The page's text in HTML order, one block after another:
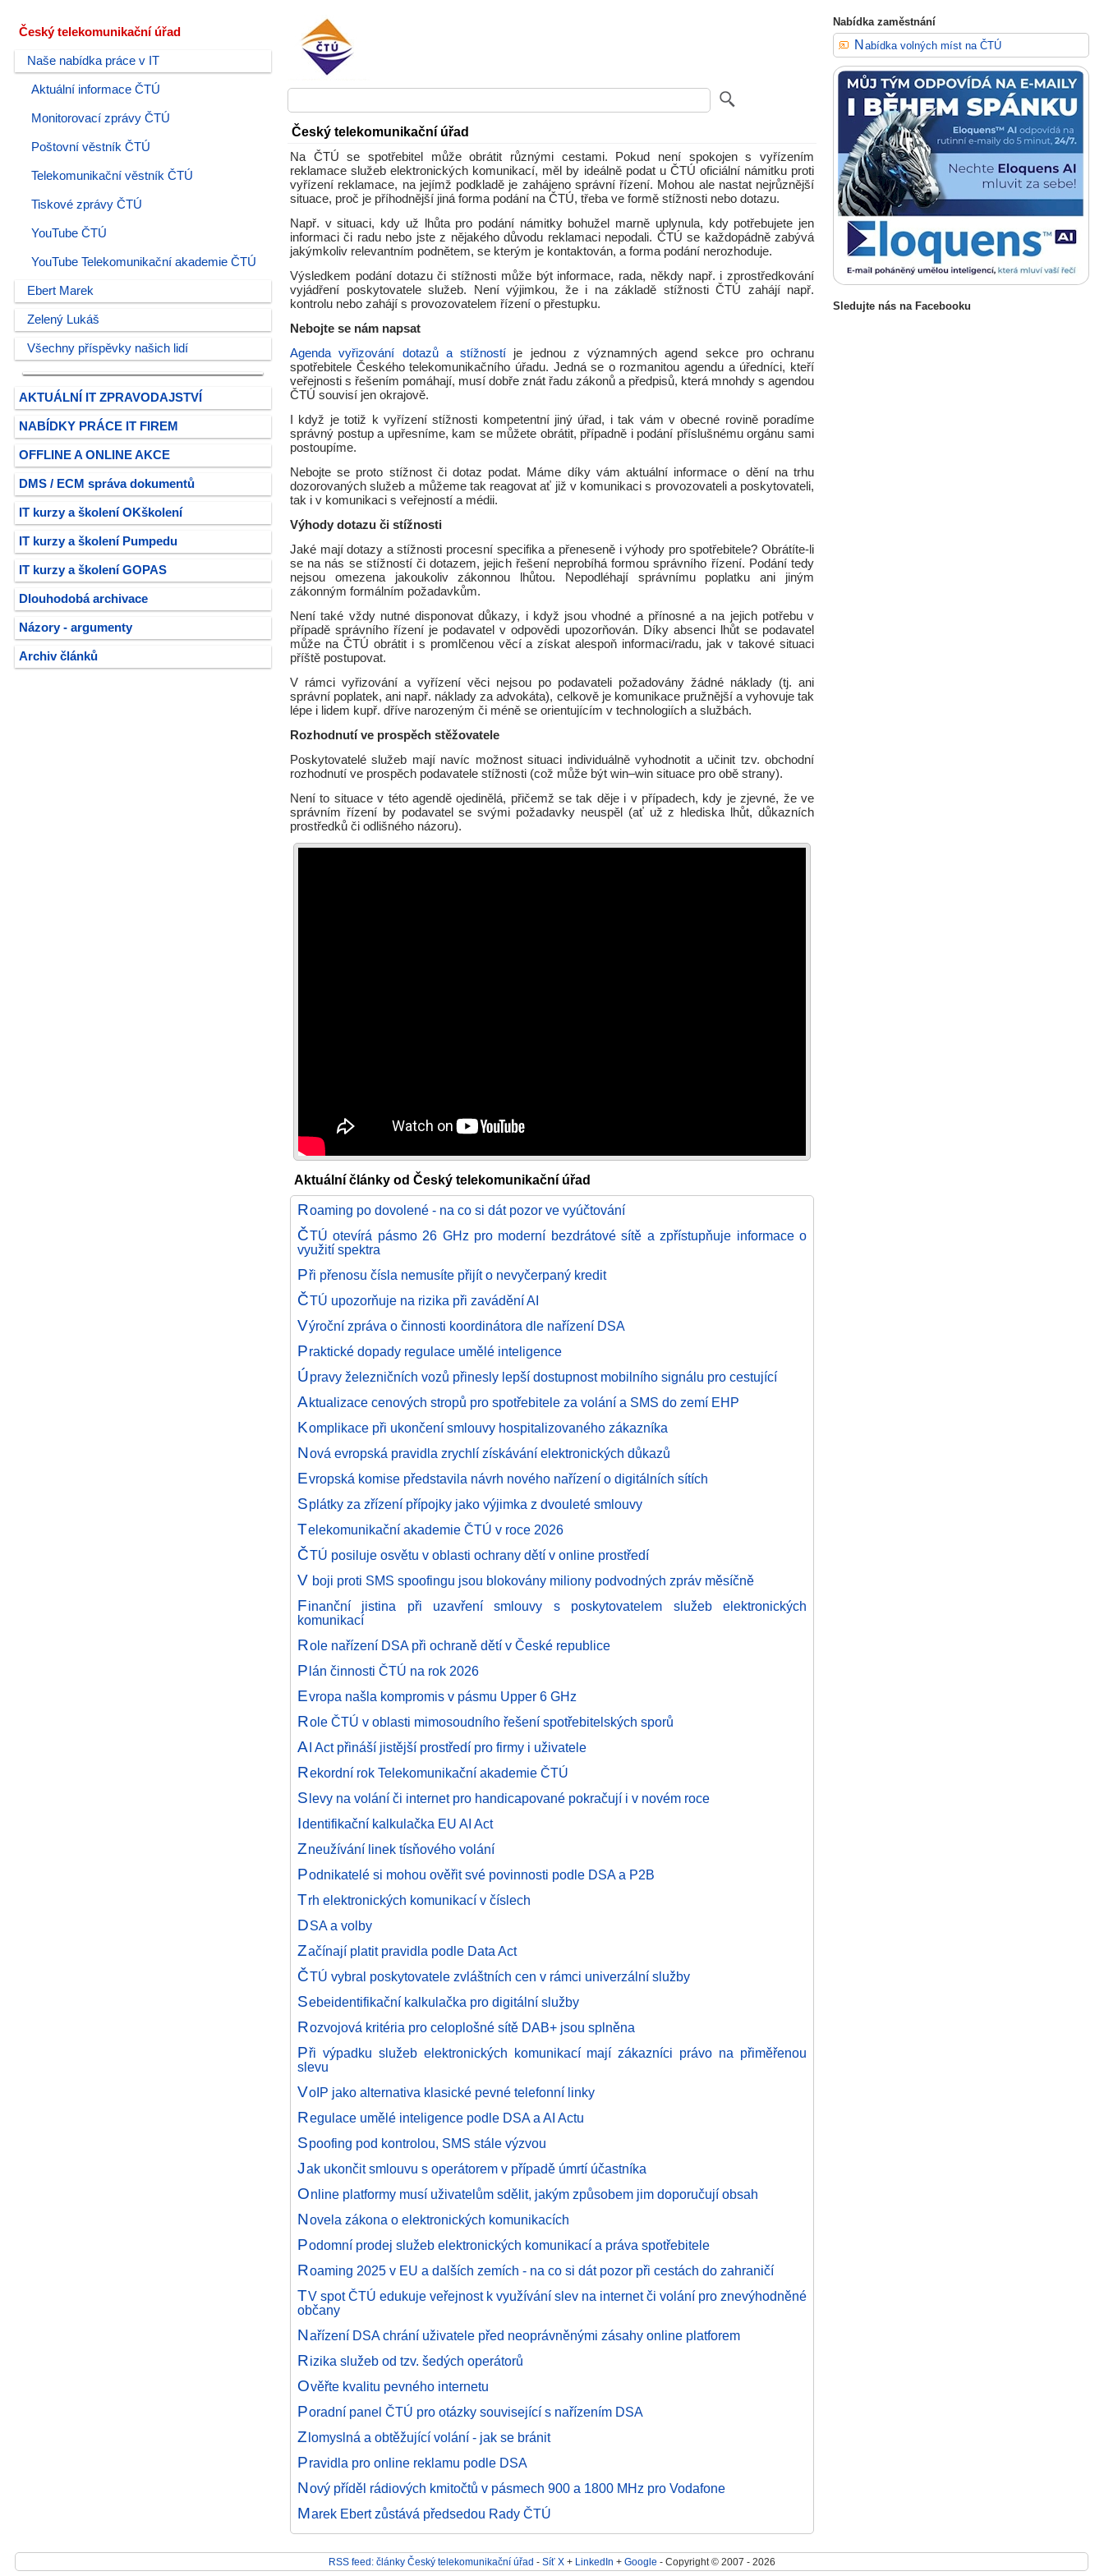
Český telekomunikační úřad
Naše nabídka práce v IT
Aktuální informace ČTÚ
Monitorovací zprávy ČTÚ
Poštovní věstník ČTÚ
Telekomunikační věstník ČTÚ
Tiskové zprávy ČTÚ
YouTube ČTÚ
YouTube Telekomunikační akademie ČTÚ
Ebert Marek
Zelený Lukáš
Všechny příspěvky našich lidí
AKTUÁLNÍ IT ZPRAVODAJSTVÍ
NABÍDKY PRÁCE IT FIREM
OFFLINE A ONLINE AKCE
DMS / ECM správa dokumentů
IT kurzy a školení OKškolení
IT kurzy a školení Pumpedu
IT kurzy a školení GOPAS
Dlouhodobá archivace
Názory - argumenty
Archiv článků
Český telekomunikační úřad
Na ČTÚ se spotřebitel může obrátit různými cestami. Pokud není spokojen s vyřízením
reklamace služeb elektronických komunikací, měl by ideálně podat u ČTÚ oficiální námitku proti
vyřízení reklamace, na jejímž podkladě je zahájeno správní řízení. Mohou ale nastat nejrůznější
situace, proč je příhodnější jiná forma podání na ČTÚ, třeba ve formě stížnosti nebo dotazu.
Např. v situaci, kdy už lhůta pro podání námitky bohužel marně uplynula, kdy potřebujete jen
informaci či radu nebo jste z nějakého důvodu reklamaci nepodali. ČTÚ se každopádně zabývá
jakýmkoliv relevantním podnětem, se kterým je kontaktován, a forma podání nerozhoduje.
Výsledkem podání dotazu či stížnosti může být informace, rada, někdy např. i zprostředkování
vyjádření poskytovatele služeb. Není výjimkou, že i na základě stížnosti ČTÚ zahájí např.
kontrolu nebo zahájí s provozovatelem řízení o přestupku.
Nebojte se nám napsat
Agenda vyřizování dotazů a stížností je jednou z významných agend sekce pro ochranu
spotřebitele Českého telekomunikačního úřadu. Jedná se o rozmanitou agendu a úředníci, kteří
veřejnosti s řešením pomáhají, musí dobře znát řadu zákonů a předpisů, která mnohdy s agendou
ČTÚ souvisí jen okrajově.
I když je totiž k vyřízení stížnosti kompetentní jiný úřad, i tak vám v obecné rovině poradíme
správný postup a upřesníme, kam se můžete obrátit, případně i podání příslušnému orgánu sami
postoupíme.
Nebojte se proto stížnost či dotaz podat. Máme díky vám aktuální informace o dění na trhu
dozorovaných služeb a můžeme tak reagovat ať již v komunikaci s provozovateli a poskytovateli,
tak i v komunikaci s veřejností a médii.
Výhody dotazu či stížnosti
Jaké mají dotazy a stížnosti procesní specifika a přeneseně i výhody pro spotřebitele? Obrátíte-li
se na nás se stížností či dotazem, jejich řešení neprobíhá formou správního řízení. Podání tedy
nejsou omezena jakoukoliv zákonnou lhůtou. Nepodléhají správnímu poplatku ani jiným
zákonným formálním požadavkům.
Není také vždy nutné disponovat důkazy, i když jsou vhodné a přínosné a na jejich potřebu v
případě správního řízení je podavatel v odpovědi upozorňován. Díky absenci lhůt se podavatel
může na ČTÚ obrátit i s promlčenou věcí a získat alespoň informaci/radu, jak v takové situaci
příště postupovat.
V rámci vyřizování a vyřízení věci nejsou po podavateli požadovány žádné náklady (tj. ani
správní poplatek, ani např. náklady za advokáta), celkově je komunikace pružnější a vyhovuje tak
lépe i lidem kupř. dříve narozeným či méně se orientujícím v technologiích a službách.
Rozhodnutí ve prospěch stěžovatele
Poskytovatelé služeb mají navíc možnost situaci individuálně vyhodnotit a učinit tzv. obchodní
rozhodnutí ve prospěch podavatele stížnosti (což může být win–win situace pro obě strany).
Není to situace v této agendě ojedinělá, přičemž se tak děje i v případech, kdy je zjevné, že ve
správním řízení by podavatel se svými požadavky neuspěl (ať už z hlediska lhůt, důkazních
prostředků či odlišného názoru).
Aktuální články od Český telekomunikační úřad
Roaming po dovolené - na co si dát pozor ve vyúčtování
ČTÚ otevírá pásmo 26 GHz pro moderní bezdrátové sítě a zpřístupňuje informace o
využití spektra
Při přenosu čísla nemusíte přijít o nevyčerpaný kredit
ČTÚ upozorňuje na rizika při zavádění AI
Výroční zpráva o činnosti koordinátora dle nařízení DSA
Praktické dopady regulace umělé inteligence
Úpravy železničních vozů přinesly lepší dostupnost mobilního signálu pro cestující
Aktualizace cenových stropů pro spotřebitele za volání a SMS do zemí EHP
Komplikace při ukončení smlouvy hospitalizovaného zákazníka
Nová evropská pravidla zrychlí získávání elektronických důkazů
Evropská komise představila návrh nového nařízení o digitálních sítích
Splátky za zřízení přípojky jako výjimka z dvouleté smlouvy
Telekomunikační akademie ČTÚ v roce 2026
ČTÚ posiluje osvětu v oblasti ochrany dětí v online prostředí
V boji proti SMS spoofingu jsou blokovány miliony podvodných zpráv měsíčně
Finanční jistina při uzavření smlouvy s poskytovatelem služeb elektronických
komunikací
Role nařízení DSA při ochraně dětí v České republice
Plán činnosti ČTÚ na rok 2026
Evropa našla kompromis v pásmu Upper 6 GHz
Role ČTÚ v oblasti mimosoudního řešení spotřebitelských sporů
AI Act přináší jistější prostředí pro firmy i uživatele
Rekordní rok Telekomunikační akademie ČTÚ
Slevy na volání či internet pro handicapované pokračují i v novém roce
Identifikační kalkulačka EU AI Act
Zneužívání linek tísňového volání
Podnikatelé si mohou ověřit své povinnosti podle DSA a P2B
Trh elektronických komunikací v číslech
DSA a volby
Začínají platit pravidla podle Data Act
ČTÚ vybral poskytovatele zvláštních cen v rámci univerzální služby
Sebeidentifikační kalkulačka pro digitální služby
Rozvojová kritéria pro celoplošné sítě DAB+ jsou splněna
Při výpadku služeb elektronických komunikací mají zákazníci právo na přiměřenou
slevu
VoIP jako alternativa klasické pevné telefonní linky
Regulace umělé inteligence podle DSA a AI Actu
Spoofing pod kontrolou, SMS stále výzvou
Jak ukončit smlouvu s operátorem v případě úmrtí účastníka
Online platformy musí uživatelům sdělit, jakým způsobem jim doporučují obsah
Novela zákona o elektronických komunikacích
Podomní prodej služeb elektronických komunikací a práva spotřebitele
Roaming 2025 v EU a dalších zemích - na co si dát pozor při cestách do zahraničí
TV spot ČTÚ edukuje veřejnost k využívání slev na internet či volání pro znevýhodněné
občany
Nařízení DSA chrání uživatele před neoprávněnými zásahy online platforem
Rizika služeb od tzv. šedých operátorů
Ověřte kvalitu pevného internetu
Poradní panel ČTÚ pro otázky související s nařízením DSA
Zlomyslná a obtěžující volání - jak se bránit
Pravidla pro online reklamu podle DSA
Nový příděl rádiových kmitočtů v pásmech 900 a 1800 MHz pro Vodafone
Marek Ebert zůstává předsedou Rady ČTÚ
Nabídka zaměstnání
Nabídka volných míst na ČTÚ
Sledujte nás na Facebooku
RSS feed: články Český telekomunikační úřad - Síť X+ LinkedIn + Google - Copyright © 2007 - 2026